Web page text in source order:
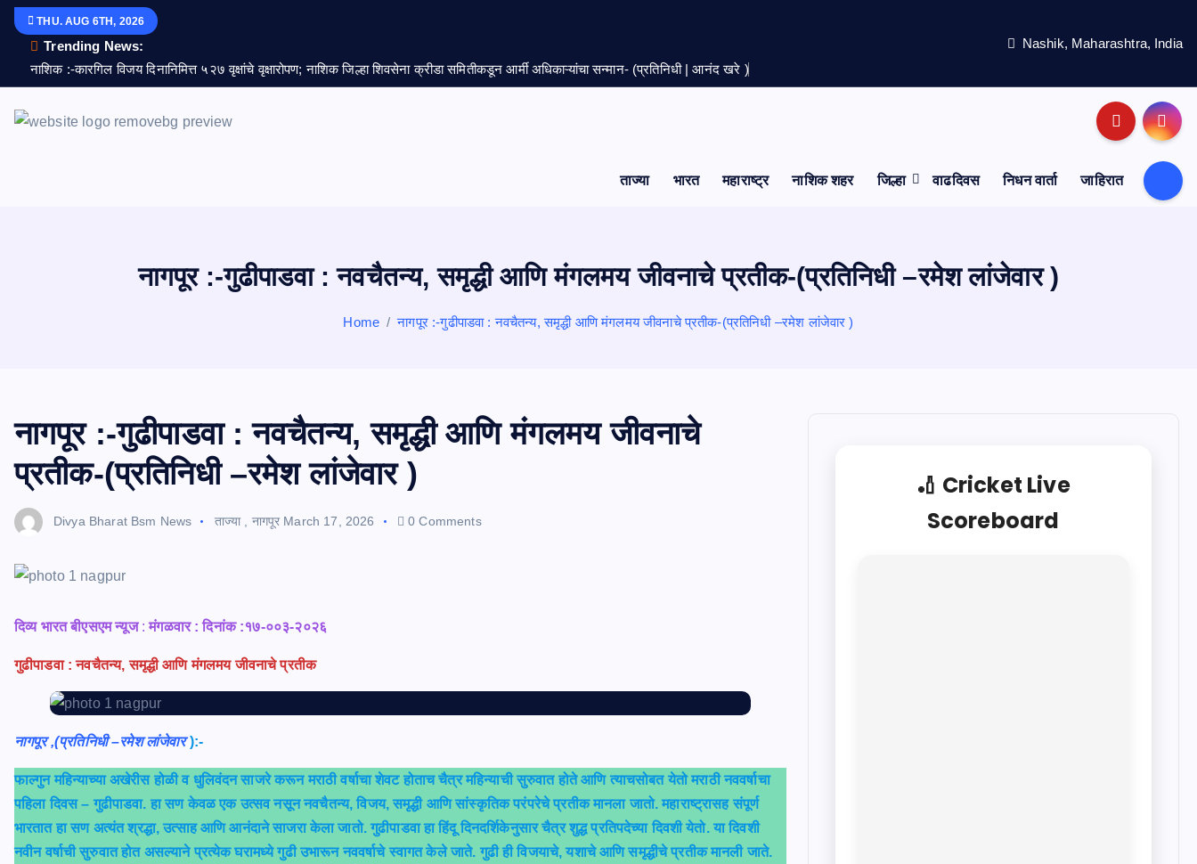
p
THU. AUG 6TH, 2026
Trending News:
नाशिक :-कारगिल विजय दिनानिमित्त ५२७ वृक्षांचे वृक्षारोपण; नाशिक जिल्हा शिवसेना क्रीडा समितीकडून आर्मी अधिकाऱ्यांचा सन्मान- (प्रतिनिधी | आनंद खरे )
Nashik, Maharashtra, India
ताज्या भारत महाराष्ट्र नाशिक शहर जिल्हा वाढदिवस निधन वार्ता जाहिरात
नागपूर :-गुढीपाडवा : नवचैतन्य, समृद्धी आणि मंगलमय जीवनाचे प्रतीक-(प्रतिनिधी –रमेश लांजेवार )
Home नागपूर :-गुढीपाडवा : नवचैतन्य, समृद्धी आणि मंगलमय जीवनाचे प्रतीक-(प्रतिनिधी –रमेश लांजेवार )
नागपूर :-गुढीपाडवा : नवचैतन्य, समृद्धी आणि मंगलमय जीवनाचे
प्रतीक-(प्रतिनिधी –रमेश लांजेवार )
Divya Bharat Bsm News ताज्या नागपूर March 17, 2026 0 Comments
दिव्य भारत बीएसएम न्यूज :मंगळवार : दिनांक :१७-००३-२०२६
गुढीपाडवा : नवचैतन्य, समृद्धी आणि मंगलमय जीवनाचे प्रतीक
नागपूर ,(प्रतिनिधी –रमेश लांजेवार ):-
फाल्गुन महिन्याच्या अखेरीस होळी व धुलिवंदन साजरे करून मराठी वर्षाचा शेवट होताच चैत्र महिन्याची सुरुवात होते आणि त्याचसोबत येतो मराठी नववर्षाचा
पहिला दिवस – गुढीपाडवा. हा सण केवळ एक उत्सव नसून नवचैतन्य, विजय, समृद्धी आणि सांस्कृतिक परंपरेचे प्रतीक मानला जातो. महाराष्ट्रासह संपूर्ण
भारतात हा सण अत्यंत श्रद्धा, उत्साह आणि आनंदाने साजरा केला जातो. गुढीपाडवा हा हिंदू दिनदर्शिकेनुसार चैत्र शुद्ध प्रतिपदेच्या दिवशी येतो. या दिवशी
नवीन वर्षाची सुरुवात होत असल्याने प्रत्येक घरामध्ये गुढी उभारून नववर्षाचे स्वागत केले जाते. गुढी ही विजयाचे, यशाचे आणि समृद्धीचे प्रतीक मानली जाते.
🏏 Cricket Live
Scoreboard